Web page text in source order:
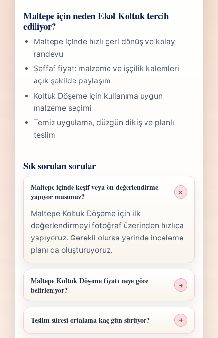
Maltepe için neden Ekol Koltuk tercih
ediliyor?
Maltepe içinde hızlı geri dönüş ve kolay
randevu
Şeffaf fiyat: malzeme ve işçilik kalemleri
açık şekilde paylaşım
Koltuk Döşeme için kullanıma uygun
malzeme seçimi
Temiz uygulama, düzgün dikiş ve planlı
teslim
Sık sorulan sorular
Maltepe içinde keşif veya ön değerlendirme
yapıyor musunuz?
+
Maltepe Koltuk Döşeme için ilk
değerlendirmeyi fotoğraf üzerinden hızlıca
yapıyoruz. Gerekli olursa yerinde inceleme
planı da oluşturuyoruz.
Maltepe Koltuk Döşeme fiyatı neye göre
belirleniyor?
+
Maltepe Koltuk Döşeme fiyatı; ölçü,
malzeme sınıfı, işçilik yoğunluğu ve teslim
planına göre belirlenir. Fotoğraf
Teslim süresi ortalama kaç gün sürüyor? +